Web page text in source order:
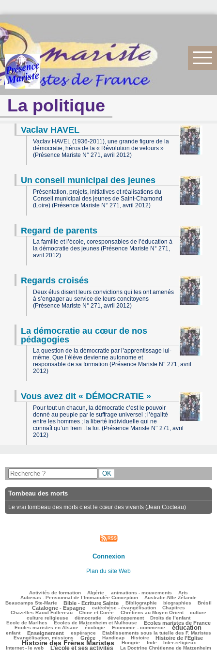
La politique
Vaclav HAVEL
Vaclav HAVEL (1936-2011), une grande figure de la
démocratie, héros de la « Révolution de velours »
(Présence Mariste N° 271, avril 2012)
Un conseil municipal des jeunes
Présentation, projets, initiatives et réalisations du
Conseil municipal des jeunes de Saint-Chamond
(Loire) (Présence Mariste N° 271, avril 2012)
Regard de parents
La famille et l’école, coresponsables de l’éducation à
la démocratie des jeunes (Présence Mariste N° 271,
avril 2012)
Regards croisés
Deux élus disent leurs convictions qui les ont amenés
à s’engager au service de leurs concitoyens
(Présence Mariste N° 271, avril 2012)
La démocratie au cœur de nos
pédagogies
La question de la démocratie par l’apprentissage lui-
même. Que l’élève devienne autonome et
responsable de sa formation (Présence Mariste N° 271, avril
2012)
Vous avez dit « DÉMOCRATIE »
Pour tout un chacun, la démocratie c’est le pouvoir
donné au peuple par le suffrage universel ; l’égalité
entre les hommes ; la liberté individuelle qui ne
connaît qu’un frein : la loi. (Présence Mariste N° 271, avril
2012)
Tombeau des morts
Le vrai tombeau des morts c’est le cœur des vivants (Jean Cocteau)
Connexion
Plan du site Web
Activités de formation Algérie animations - mouvements Arts
Aubenas : Pensionnat de l’Immaculée Conception
49/3119 Australie-Nlle Zélande
87/3119
Beaucamps Ste-Marie
703/3119 Bible - Ecriture Sainte
41/3119 Bibliographie
634/3119 biographies
120/3119 Brésil
843/3119
Catalogne - Espagne catéchèse - évangélisation Chapitres
Chazelles Raoul Follereau
110/3119 Chine et Corée
321/3119 Chrétiens au Moyen Orient
440/3119 culture
42/3119
culture religieuse
démocratie développement Droits de l’enfant
Ecole de Marlhes
147/3119 Ecoles de Matzenheim et Mulhouse
1001/3119 Ecoles maristes de France
282/3119
Ecoles maristes en Alsace
553/3119 écologie
117/3119 Economie - commerce
1624/3119 éducation
117/3119
enfant
830/3119 Enseignement
221/3119 espérance
66/3119 Etablissements sous la tutelle des F. Maristes
226/3119
Evangélisation, missions
807/3119 Grèce
65/3119 Handicap
276/3119 Histoire
912/3119 Histoire de l’Eglise
1941/3119
Histoire des Frères Maristes
158/3119 Hongrie Inde
150/3119 Inter-religieux
158/3119
Internet - le web
1151/3119 L’école et ses activités
56/3119 La Doctrine Chrétienne de Matzenheim
320/3119